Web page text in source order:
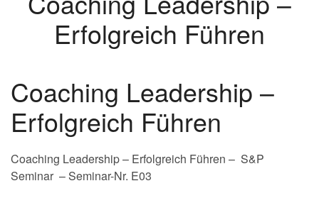
Erfolgreich Führen
Coaching Leadership –
Erfolgreich Führen
Coaching Leadership – Erfolgreich Führen – S&P
Seminar – Seminar-Nr. E03